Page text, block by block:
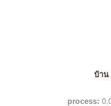
บ้าน
process: